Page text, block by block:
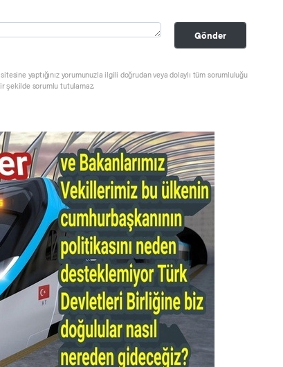
Gönder
yaptığınız yorumunuzla ilgili doğrudan veya dolaylı tüm sorumluluğu
şekilde sorumlu tutulamaz.